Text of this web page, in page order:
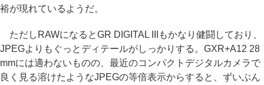
裕が現れているようだ。
ただしRAWになるとGR DIGITAL IIIもかなり健闘しており、
JPEGよりもぐっとディテールがしっかりする。GXR+A12 28
mmには適わないものの、最近のコンパクトデジタルカメラで
良く見る溶けたようなJPEGの等倍表示からすると、ずいぶん